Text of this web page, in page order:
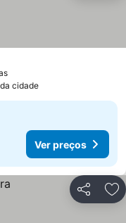
cidade
Ver preços
Partilhar